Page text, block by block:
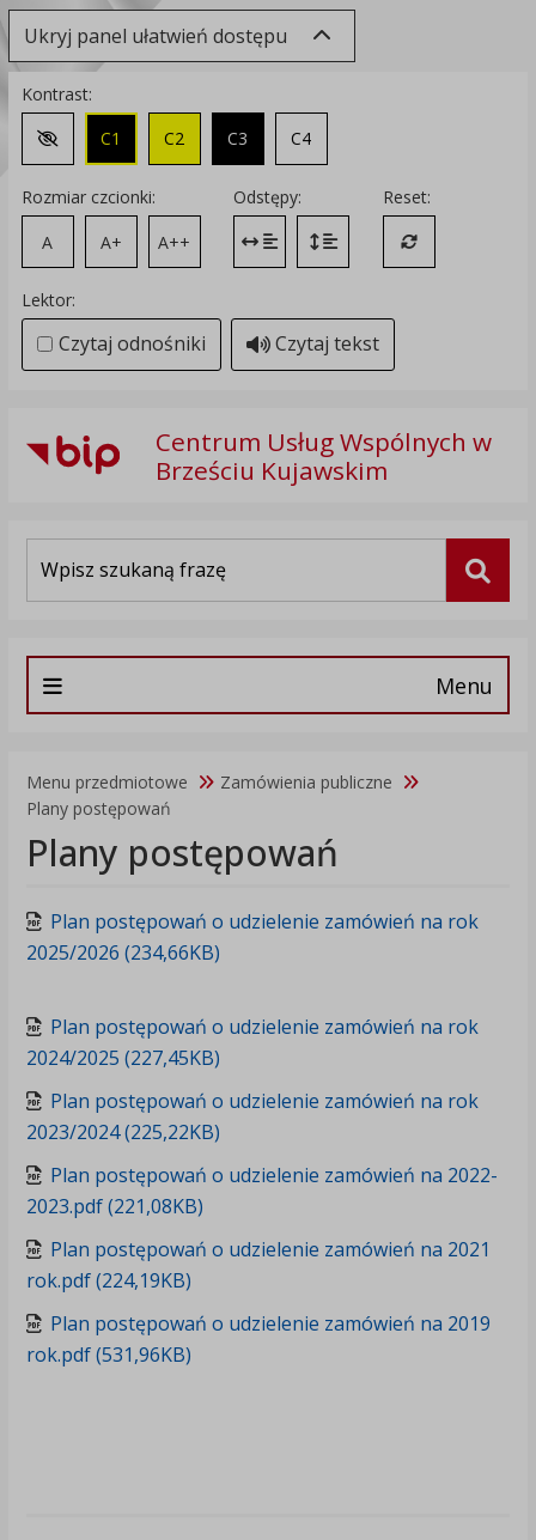
Ukryj panel ułatwień dostępu
Kontrast:
Zmień kontrast na domyślny
C1 C2 C3 C4
Rozmiar czcionki:
A
A+ A++
Odstępy:
Zmień odstęp między literami
Zmień interlinię i margines
Reset:
Przywróć
Lektor:
Czytaj odnośniki Czytaj tekst
Centrum Usług Wspólnych w
Brześciu Kujawskim
Menu
Menu przedmiotowe
Zamówienia publiczne
Plany postępowań
Plany postępowań
Plan postępowań o udzielenie zamówień na rok
2025/2026 (234,66KB)
Plan postępowań o udzielenie zamówień na rok
2024/2025 (227,45KB)
Plan postępowań o udzielenie zamówień na rok
2023/2024 (225,22KB)
Plan postępowań o udzielenie zamówień na 2022-
2023.pdf (221,08KB)
Plan postępowań o udzielenie zamówień na 2021
rok.pdf (224,19KB)
Plan postępowań o udzielenie zamówień na 2019
rok.pdf (531,96KB)